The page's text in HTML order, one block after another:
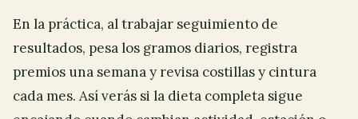
En la práctica, al trabajar seguimiento de
resultados, pesa los gramos diarios, registra
premios una semana y revisa costillas y cintura
cada mes. Así verás si la dieta completa sigue